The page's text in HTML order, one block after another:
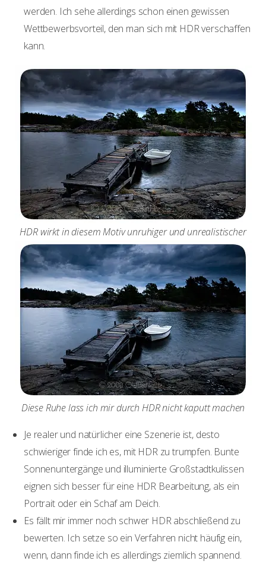
werden. Ich sehe allerdings schon einen gewissen
Wettbewerbsvorteil, den man sich mit HDR verschaffen
kann.
HDR wirkt in diesem Motiv unruhiger und unrealistischer
Diese Ruhe lass ich mir durch HDR nicht kaputt machen
Je realer und natürlicher eine Szenerie ist, desto
schwieriger finde ich es, mit HDR zu trumpfen. Bunte
Sonnenuntergänge und illuminierte Großstadtkulissen
eignen sich besser für eine HDR Bearbeitung, als ein
Portrait oder ein Schaf am Deich.
Es fällt mir immer noch schwer HDR abschließend zu
bewerten. Ich setze so ein Verfahren nicht häufig ein,
wenn, dann finde ich es allerdings ziemlich spannend.